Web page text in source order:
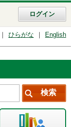
ログイン
ひらがな English